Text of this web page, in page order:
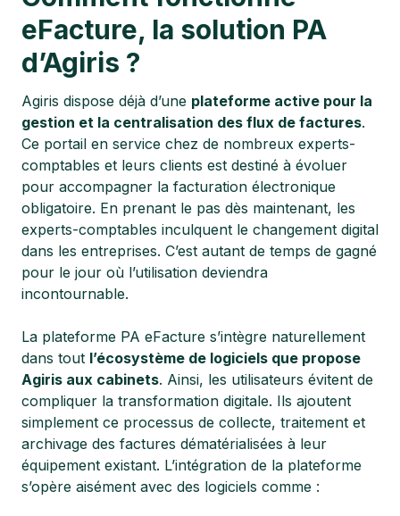
eFacture, la solution PA
d’Agiris ?
Agiris dispose déjà d’une plateforme active pour la
gestion et la centralisation des flux de factures.
Ce portail en service chez de nombreux experts-
comptables et leurs clients est destiné à évoluer
pour accompagner la facturation électronique
obligatoire. En prenant le pas dès maintenant, les
experts-comptables inculquent le changement digital
dans les entreprises. C’est autant de temps de gagné
pour le jour où l’utilisation deviendra
incontournable.
La plateforme PA eFacture s’intègre naturellement
dans tout l’écosystème de logiciels que propose
Agiris aux cabinets. Ainsi, les utilisateurs évitent de
compliquer la transformation digitale. Ils ajoutent
simplement ce processus de collecte, traitement et
archivage des factures dématérialisées à leur
équipement existant. L’intégration de la plateforme
s’opère aisément avec des logiciels comme :